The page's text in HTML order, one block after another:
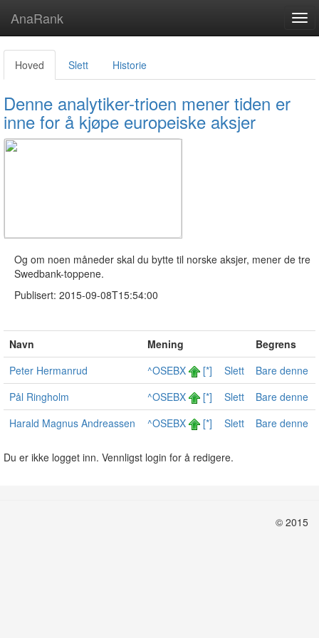
AnaRank
Hoved Slett Historie
Denne analytiker-trioen mener tiden er
inne for å kjøpe europeiske aksjer
Og om noen måneder skal du bytte til norske aksjer, mener de tre
Swedbank-toppene.
Publisert: 2015-09-08T15:54:00
Navn Mening
Begrens
Peter Hermanrud
^OSEBX [*] Slett
Bare denne
Pål Ringholm
^OSEBX [*] Slett
Bare denne
Harald Magnus Andreassen
^OSEBX [*] Slett Bare denne
Du er ikke logget inn. Vennligst login for å redigere.
© 2015